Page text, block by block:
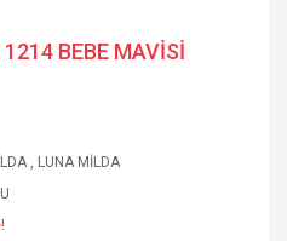
BEBE MAVİSİ
, LUNA MİLDA